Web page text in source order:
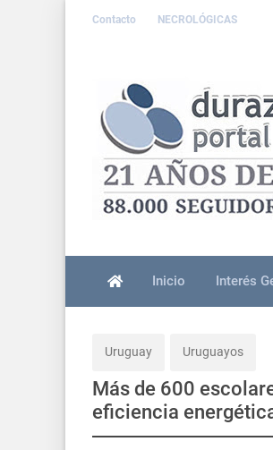
Contacto NECROLÓGICAS
Inicio Interés
Uruguay Uruguayos
Más de 600
eficiencia